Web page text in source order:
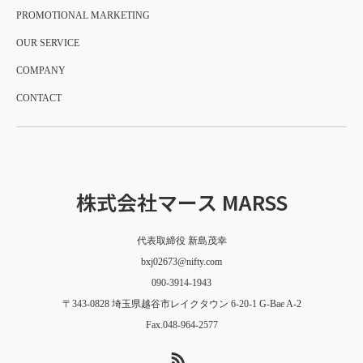
PROMOTIONAL MARKETING
OUR SERVICE
COMPANY
CONTACT
株式会社マース MARSS
代表取締役 新島茂幸
bxj02673@nifty.com
090-3914-1943
〒343-0828 埼玉県越谷市レイクタウン 6-20-1 G-Bae A-2
Fax.048-964-2577